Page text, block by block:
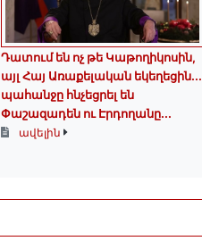
Դատում են ոչ թե Կաթողիկոսին,
այլ Հայ Առաքելական եկեղեցին․․․
պահանջը հնչեցրել են
Փաշազադեն ու Էրդողանը․․․
ավելին